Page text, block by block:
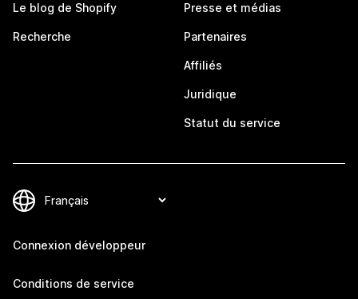
Le blog de Shopify
Recherche
Presse et médias
Partenaires
Affiliés
Juridique
Statut du service
Connexion développeur
Conditions de service